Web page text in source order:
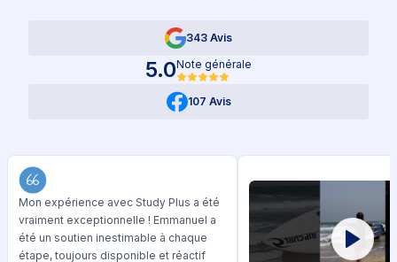
343 Avis
5.0Note générale
107 Avis
Mon expérience avec Study Plus a été
vraiment exceptionnelle ! Emmanuel a
été un soutien inestimable à chaque
étape, toujours disponible et réactif